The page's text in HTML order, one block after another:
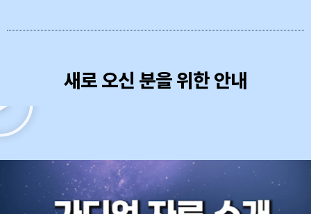
새로 오신 분을 위한 안내